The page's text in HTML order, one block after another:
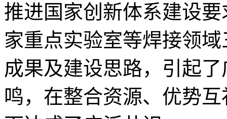
推进国家创新体系建设
家重点实验室等焊接领
成果及建设思路，引起
鸣，在整合资源、优势